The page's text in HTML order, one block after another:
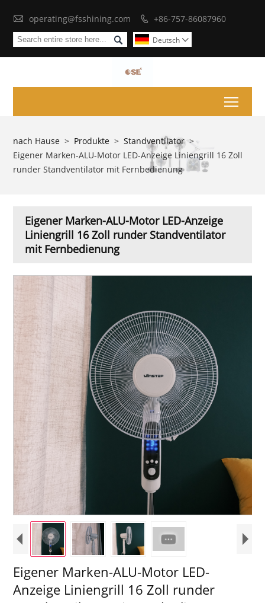
 operating@fsshining.com  +86-757-86087960
 Deutsch 
nach Hause > Produkte > Standventilator >
Eigener Marken-ALU-Motor LED-Anzeige Liniengrill 16 Zoll
runder Standventilator mit Fernbedienung
Eigener Marken-ALU-Motor LED-Anzeige
Liniengrill 16 Zoll runder Standventilator
mit Fernbedienung
Eigener Marken-ALU-Motor LED-
Anzeige Liniengrill 16 Zoll runder